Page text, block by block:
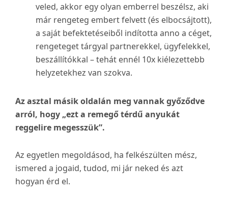
veled, akkor egy olyan emberrel beszélsz, aki
már rengeteg embert felvett (és elbocsájtott),
a saját befektetéseiből indította anno a céget,
rengeteget tárgyal partnerekkel, ügyfelekkel,
beszállítókkal – tehát ennél 10x kiélezettebb
helyzetekhez van szokva.
Az asztal másik oldalán meg vannak győződve
arról, hogy „ezt a remegő térdű anyukát
reggelire megesszük”.
Az egyetlen megoldásod, ha felkészülten mész,
ismered a jogaid, tudod, mi jár neked és azt
hogyan érd el.